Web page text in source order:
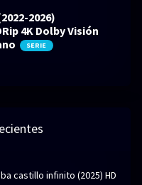
2026)
4K Dolby Visión
SERIE
castillo infinito (2025) HD